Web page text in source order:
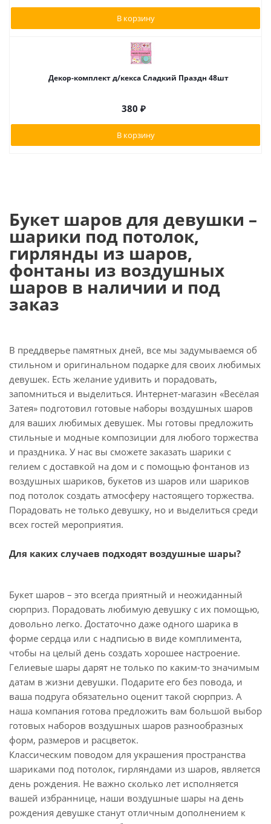
В корзину
Декор-комплект д/кекса Сладкий Праздн 48шт
380 ₽
В корзину
Букет шаров для девушки –
шарики под потолок,
гирлянды из шаров,
фонтаны из воздушных
шаров в наличии и под
заказ
В преддверье памятных дней, все мы задумываемся об
стильном и оригинальном подарке для своих любимых
девушек. Есть желание удивить и порадовать,
запомниться и выделиться. Интернет-магазин «Весёлая
Затея» подготовил готовые наборы воздушных шаров
для ваших любимых девушек. Мы готовы предложить
стильные и модные композиции для любого торжества
и праздника. У нас вы сможете заказать шарики с
гелием с доставкой на дом и с помощью фонтанов из
воздушных шариков, букетов из шаров или шариков
под потолок создать атмосферу настоящего торжества.
Порадовать не только девушку, но и выделиться среди
всех гостей мероприятия.
Для каких случаев подходят воздушные шары?
Букет шаров – это всегда приятный и неожиданный
сюрприз. Порадовать любимую девушку с их помощью,
довольно легко. Достаточно даже одного шарика в
форме сердца или с надписью в виде комплимента,
чтобы на целый день создать хорошее настроение.
Гелиевые шары дарят не только по каким-то значимым
датам в жизни девушки. Подарите его без повода, и
ваша подруга обязательно оценит такой сюрприз. А
наша компания готова предложить вам большой выбор
готовых наборов воздушных шаров разнообразных
форм, размеров и расцветок.
Классическим поводом для украшения пространства
шариками под потолок, гирляндами из шаров, является
день рождения. Не важно сколько лет исполняется
вашей избраннице, наши воздушные шары на день
рождения девушке станут отличным дополнением к